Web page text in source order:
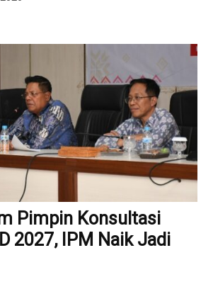
Pimpin Konsultasi
2027, IPM Naik Jadi